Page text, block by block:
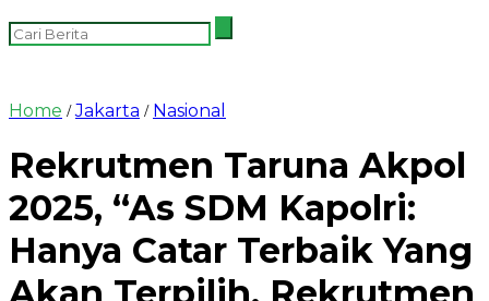
Home /Jakarta / Nasional
Rekrutmen Taruna Akpol
2025, “As SDM Kapolri:
Hanya Catar Terbaik Yang